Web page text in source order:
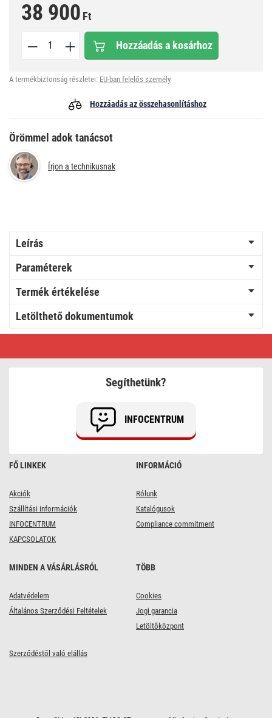
38 900 Ft
Hozzáadás a kosárhoz
A termékbiztonság részletei: EU-ban felelős személy
Hozzáadás az összehasonlításhoz
Örömmel adok tanácsot
Írjon a technikusnak
Leírás
Paraméterek
Termék értékelése
Letölthető dokumentumok
FŐ LINKEK
Akciók
Szállítási információk
INFOCENTRUM
KAPCSOLATOK
INFORMÁCIÓ
Rólunk
Katalógusok
Compliance commitment
MINDEN A VÁSÁRLÁSRÓL
Adatvédelem
Általános Szerződési Feltételek
TÖBB
Cookies
Jogi garancia
Letöltőközpont
Szerződéstől való elállás
Segíthetünk?
INFOCENTRUM